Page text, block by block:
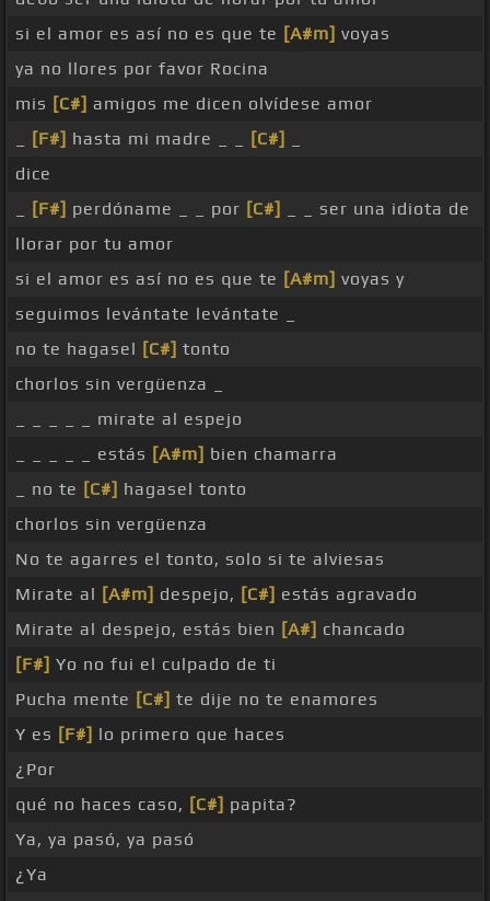
si el amor es así no es que te [A#m] voyas
ya no llores por favor Rocina
mis [C#] amigos me dicen olvídese amor
[F#] hasta mi madre _ _ [C#]
dice
[F#] perdóname _ _ por [C#]
_ _ ser una idiota de
llorar por tu amor
si el amor es así no es que te [A#m] voyas y
seguimos levántate levántate _
no te hagasel [C#] tonto
chorlos sin vergüenza _
_ _ _ _ _ mirate al espejo
_ _ _ _ _ estás [A#m] bien chamarra
_ no te [C#] hagasel tonto
chorlos sin vergüenza
No te agarres el tonto, solo si te alviesas
Mirate al [A#m] despejo, [C#] estás agravado
Mirate al despejo, estás bien [A#] chancado
[F#] Yo no fui el culpado de ti
Pucha mente [C#] te dije no te enamores
Y es [F#] lo primero que haces
¿Por
qué no haces caso, [C#] papita?
Ya, ya pasó, ya pasó
¿Ya